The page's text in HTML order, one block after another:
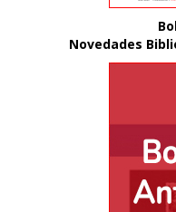
Novedades